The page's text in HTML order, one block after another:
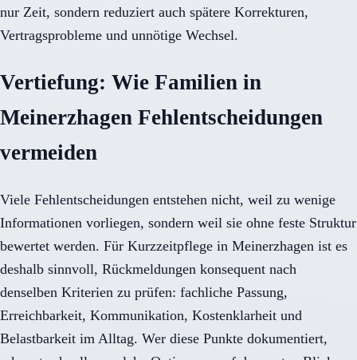
nur Zeit, sondern reduziert auch spätere Korrekturen,
Vertragsprobleme und unnötige Wechsel.
Vertiefung: Wie Familien in
Meinerzhagen Fehlentscheidungen
vermeiden
Viele Fehlentscheidungen entstehen nicht, weil zu wenige
Informationen vorliegen, sondern weil sie ohne feste Struktur
bewertet werden. Für Kurzzeitpflege in Meinerzhagen ist es
deshalb sinnvoll, Rückmeldungen konsequent nach
denselben Kriterien zu prüfen: fachliche Passung,
Erreichbarkeit, Kommunikation, Kostenklarheit und
Belastbarkeit im Alltag. Wer diese Punkte dokumentiert,